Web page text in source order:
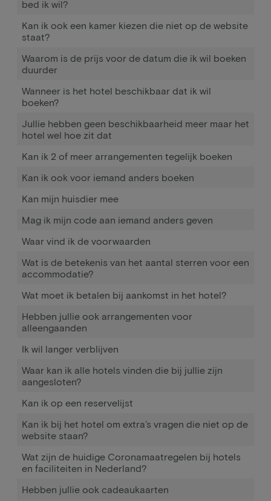
bed ik wil?
Kan ik ook een kamer kiezen die niet op de website
staat?
Waarom is de prijs voor de datum die ik wil boeken
duurder
Wanneer is het hotel beschikbaar dat ik wil
boeken?
Jullie hebben geen beschikbaarheid meer maar het
hotel wel hoe zit dat
Kan ik 2 of meer arrangementen tegelijk boeken
Kan ik ook voor iemand anders boeken
Kan mijn huisdier mee
Mag ik mijn code aan iemand anders geven
Waar vind ik de voorwaarden
Wat is de betekenis van het aantal sterren voor een
accommodatie?
Wat moet ik betalen bij aankomst in het hotel?
Hebben jullie ook arrangementen voor
alleengaanden
Ik wil langer verblijven
Waar kan ik alle hotels vinden die bij jullie zijn
aangesloten?
Kan ik op een reservelijst
Kan ik bij het hotel om extra’s vragen die niet op de
website staan?
Wat zijn de huidige Coronamaatregelen bij hotels
en faciliteiten in Nederland?
Hebben jullie ook cadeaukaarten